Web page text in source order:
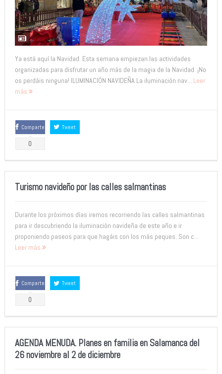
Ya está aquí la Navidad. Esta semana empiezan las actividades
organizadas para disfrutar un año más de la magia de la Navidad. ¡No
os perdáis ninguna! ILUMINACIÓN NAVIDEÑA La iluminación nav... Leer
más
Comparte
0
Tweet
Turismo navideño por las calles salmantinas
Durante los próximos días iremos recorriendo las calles salmantinas
para ir descubriendo la iluminación navideña de este año e ir
proponiendo paseos para que hagáis con los más peques. Son c...
Leer más
Comparte
0
Tweet
AGENDA MENUDA. Planes en familia en Salamanca del
26 noviembre al 2 de diciembre